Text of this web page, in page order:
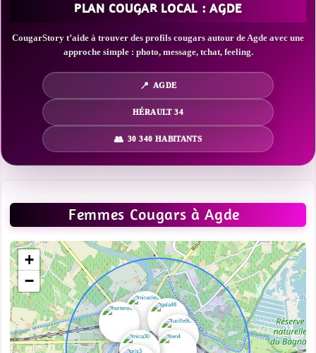
PLAN COUGAR LOCAL : AGDE
CougarStory t’aide à trouver des profils cougars autour de Agde avec une
approche simple : photo, message, tchat, feeling.
AGDE
HÉRAULT 34
30 340 HABITANTS
Femmes Cougars à Agde
+
−